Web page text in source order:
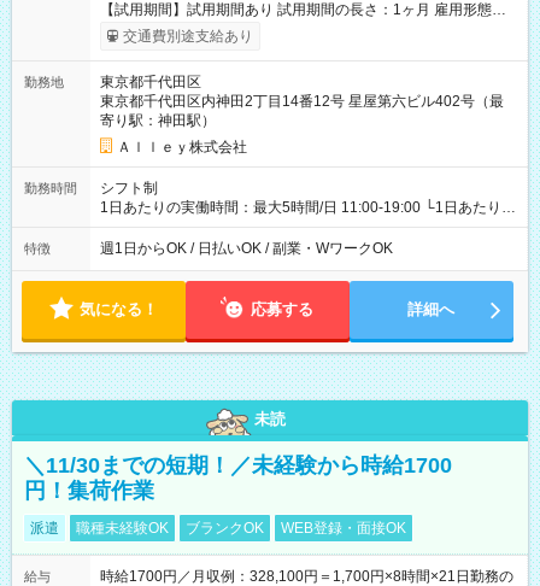
【試用期間】試用期間あり 試用期間の長さ：1ヶ月 雇用形態、
給与は本採用時と同じです。
交通費別途支給あり
勤務地
東京都千代田区
東京都千代田区内神田2丁目14番12号 星屋第六ビル402号（最
寄り駅：神田駅）
Ａｌｌｅｙ株式会社
勤務時間
シフト制
1日あたりの実働時間：最大5時間/日 11:00-19:00 └1日あたりの
実働時間：1-5時間 └上記の時間帯内であれば、いつでも勤務可
能！ └平日・土曜日の中で、お好きな曜日でご勤務いただけま
18:00 などのように、自由な働き方が可能なお仕事です！
特徴 週1日からOK / 日払いOK / 副業・WワークOK
気になる！ 応募する 詳細へ
未読
＼11/30までの短期！／未経験から時給1700
円！集荷作業
派遣 職種未経験OK ブランクOK WEB登録・面接OK
給与
時給1700円／月収例：328,100円＝1,700円×8時間×21日勤務の